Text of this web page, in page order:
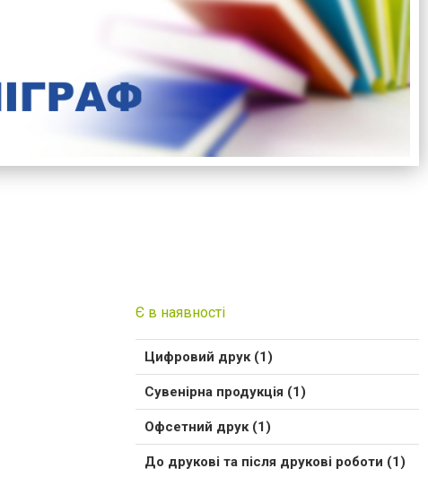
Є в наявності
Цифровий друк (1)
Сувенірна продукція (1)
Офсетний друк (1)
До друкові та після друкові роботи (1)